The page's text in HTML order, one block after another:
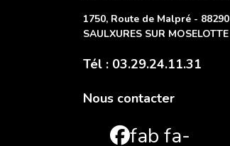
1750, Route de Malpré - 88290
SAULXURES SUR MOSELOTTE
Tél : 03.29.24.11.31
Nous contacter
fab fa-